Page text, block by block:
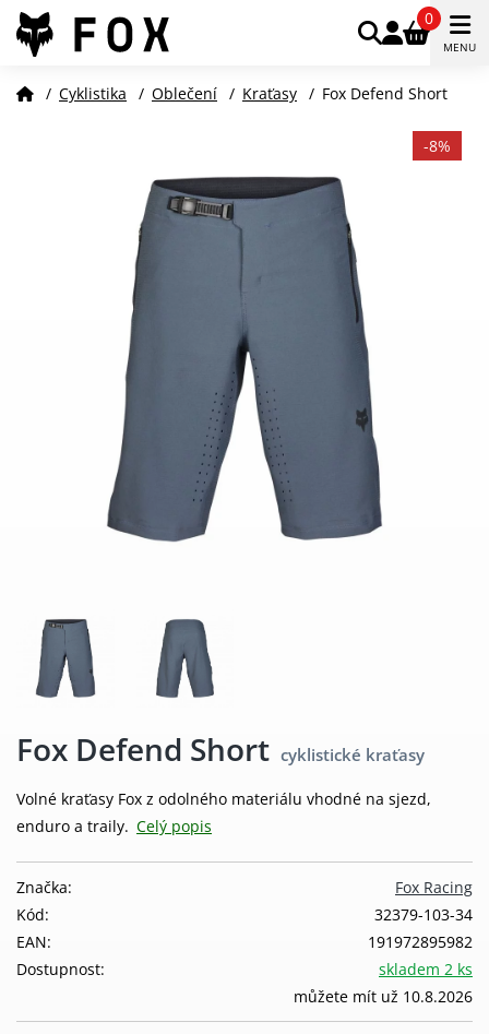
0
MENU
/ Cyklistika / Oblečení / Kraťasy / Fox Defend Short
-8%
Fox Defend Short cyklistické kraťasy
Volné kraťasy Fox z odolného materiálu vhodné na sjezd,
enduro a traily. Celý popis
Fox Racing
Značka:
32379-103-34
Kód:
191972895982
EAN:
skladem 2 ks
můžete mít už 10.8.2026
Dostupnost: